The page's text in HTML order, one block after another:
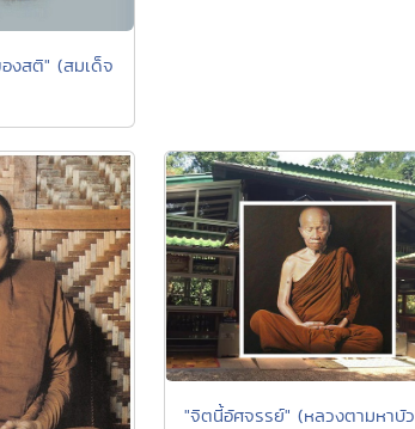
งสติ" (สมเด็จ
"จิตนี้อัศจรรย์" (หลวงตามหาบัว